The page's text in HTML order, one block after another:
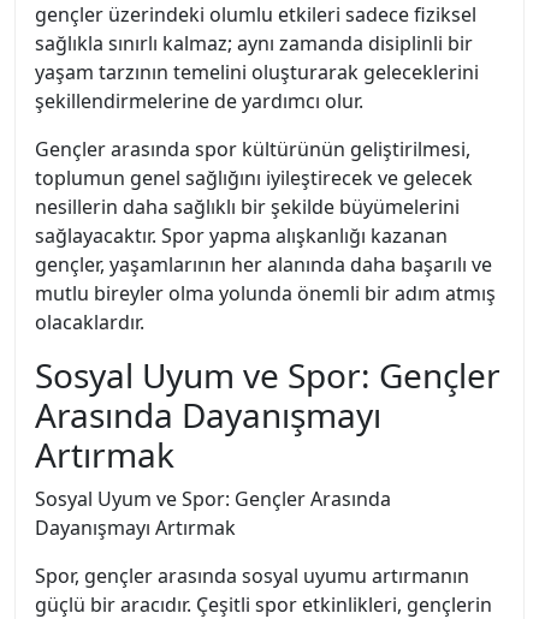
gençler üzerindeki olumlu etkileri sadece fiziksel
sağlıkla sınırlı kalmaz; aynı zamanda disiplinli bir
yaşam tarzının temelini oluşturarak geleceklerini
şekillendirmelerine de yardımcı olur.
Gençler arasında spor kültürünün geliştirilmesi,
toplumun genel sağlığını iyileştirecek ve gelecek
nesillerin daha sağlıklı bir şekilde büyümelerini
sağlayacaktır. Spor yapma alışkanlığı kazanan
gençler, yaşamlarının her alanında daha başarılı ve
mutlu bireyler olma yolunda önemli bir adım atmış
olacaklardır.
Sosyal Uyum ve Spor: Gençler
Arasında Dayanışmayı
Artırmak
Sosyal Uyum ve Spor: Gençler Arasında
Dayanışmayı Artırmak
Spor, gençler arasında sosyal uyumu artırmanın
güçlü bir aracıdır. Çeşitli spor etkinlikleri, gençlerin